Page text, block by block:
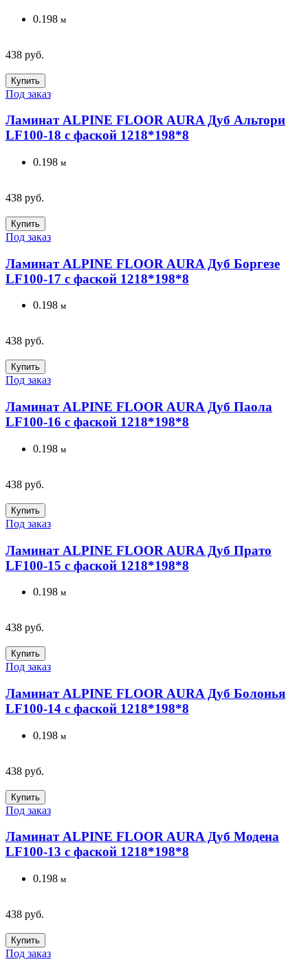
0.198 м
438 руб.
Купить
Под заказ
Ламинат ALPINE FLOOR AURA Дуб Альтори
LF100-18 с фаской 1218*198*8
0.198 м
438 руб.
Купить
Под заказ
Ламинат ALPINE FLOOR AURA Дуб Боргезе
LF100-17 с фаской 1218*198*8
0.198 м
438 руб.
Купить
Под заказ
Ламинат ALPINE FLOOR AURA Дуб Паола
LF100-16 с фаской 1218*198*8
0.198 м
438 руб.
Купить
Под заказ
Ламинат ALPINE FLOOR AURA Дуб Прато
LF100-15 с фаской 1218*198*8
0.198 м
438 руб.
Купить
Под заказ
Ламинат ALPINE FLOOR AURA Дуб Болонья
LF100-14 с фаской 1218*198*8
0.198 м
438 руб.
Купить
Под заказ
Ламинат ALPINE FLOOR AURA Дуб Модена
LF100-13 с фаской 1218*198*8
0.198 м
438 руб.
Купить
Под заказ